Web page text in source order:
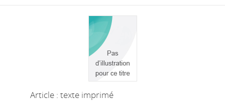
Article : texte imprimé